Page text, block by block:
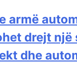
armë
drejt një
dhe